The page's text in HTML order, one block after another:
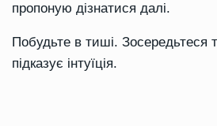
пропоную дізнатися далі.
Побудьте в тиші. Зосередьтеся
підказує інтуїція.